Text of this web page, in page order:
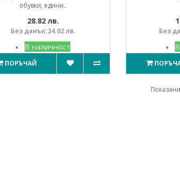
обувки, едини..
28.82 лв.
Без данък:24.02 лв.
В наличност
ПОРЪЧАЙ
Без